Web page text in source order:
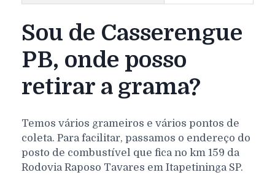
Sou de Casserengue
PB, onde posso
retirar a grama?
Temos vários grameiros e vários pontos de
coleta. Para facilitar, passamos o endereço do
posto de combustível que fica no km 159 da
Rodovia Raposo Tavares em Itapetininga SP.